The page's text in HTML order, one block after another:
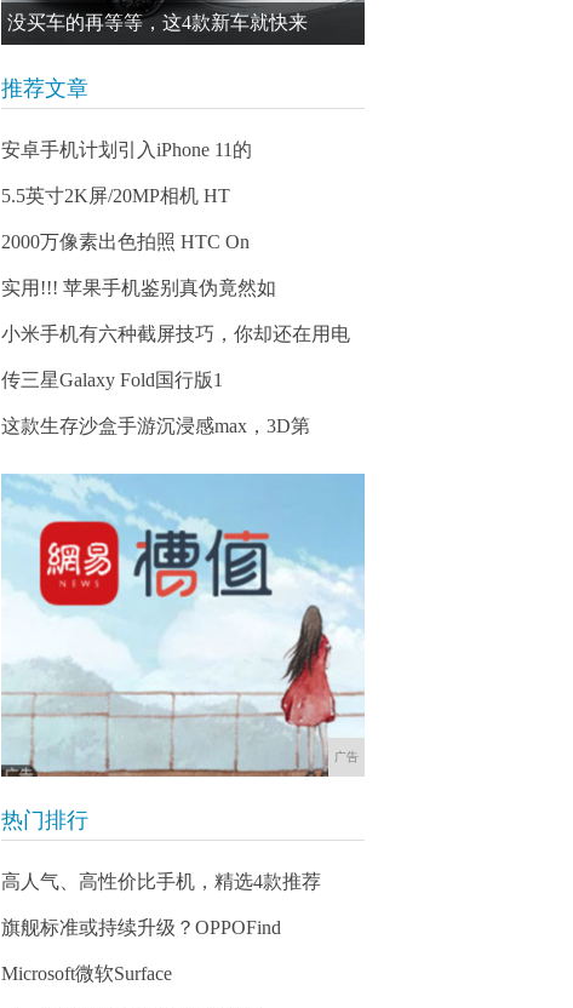
没买车的再等等，这4款新车就快来
推荐文章
安卓手机计划引入iPhone 11的
5.5英寸2K屏/20MP相机 HT
2000万像素出色拍照 HTC On
实用!!! 苹果手机鉴别真伪竟然如
小米手机有六种截屏技巧，你却还在用电
传三星Galaxy Fold国行版1
这款生存沙盒手游沉浸感max，3D第
广告
热门排行
高人气、高性价比手机，精选4款推荐
旗舰标准或持续升级？OPPOFind
Microsoft微软Surface